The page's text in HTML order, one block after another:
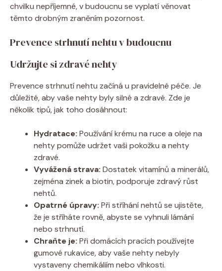
chvilku nepříjemné, v budoucnu se vyplatí věnovat
těmto drobným zraněním pozornost.
Prevence strhnutí nehtu v budoucnu
Udržujte si zdravé nehty
Prevence strhnutí nehtu začíná u pravidelné péče. Je
důležité, aby vaše nehty byly silné a zdravé. Zde je
několik tipů, jak toho dosáhnout:
Hydratace: Používání krému na ruce a oleje na
nehty pomůže udržet vaši pokožku a nehty
zdravé.
Vyvážená strava: Dostatek vitamínů a minerálů,
zejména zinek a biotin, podporuje zdravý růst
nehtů.
Opatrné úpravy: Při stříhání nehtů se ujistěte,
že je stříháte rovně, abyste se vyhnuli lámání
nebo strhnutí.
Chraňte je: Při domácích pracích používejte
gumové rukavice, aby vaše nehty nebyly
vystaveny chemikáliím nebo vlhkosti.